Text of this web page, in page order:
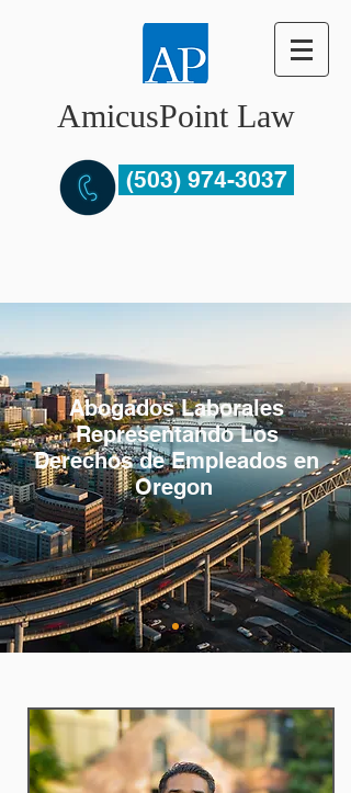
AmicusPoint Law
(503) 974-3037
Abogados Laborales
Representando Los
Derechos de Empleados en
Oregon